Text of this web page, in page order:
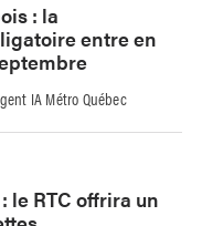
: la
entre en
IA Métro Québec
le RTC offrira un